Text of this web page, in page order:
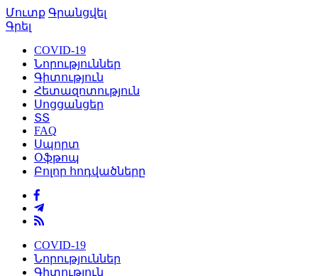
Մուտք Գրանցվել
Գրել
COVID-19
Նորություններ
Գիտություն
Հետազոտություն
Սոցցանցեր
ՏՏ
FAQ
Սպորտ
Օֆթոպ
Բոլոր հոդվածները
COVID-19
Նորություններ
Գիտություն